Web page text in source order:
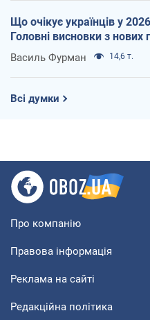
Що очікує українців у
Головні висновки з нових
Василь Фурман 14,6 т.
Всі думки
Про компанію
Правова інформація
Реклама на сайті
Редакційна політика